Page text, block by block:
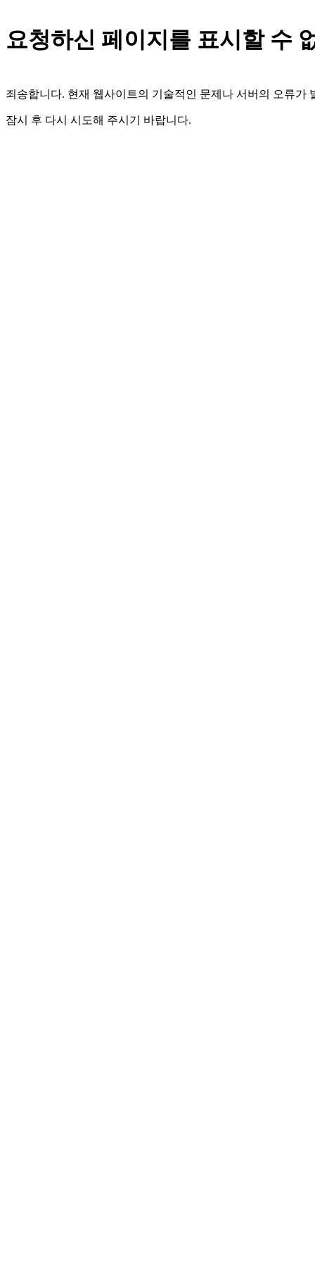
요청하신 페이지를 표시할 수
죄송합니다. 현재 웹사이트의 기술적인 문제나 서버의 오류가
잠시 후 다시 시도해 주시기 바랍니다.